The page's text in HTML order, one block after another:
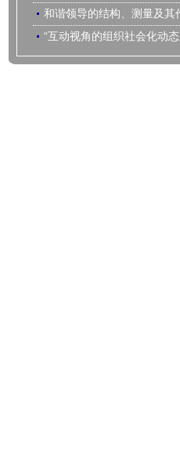
和谐领导的结构、测量及其
“互动视角的组织社会化动